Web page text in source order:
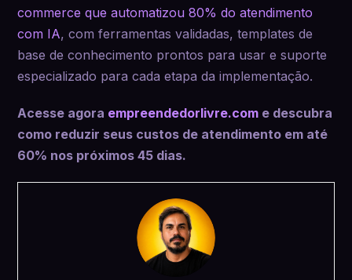
commerce que automatizou 80% do atendimento
com IA, com ferramentas validadas, templates de
base de conhecimento prontos para usar e suporte
especializado para cada etapa da implementação.
Acesse agora empreendedorlivre.com e descubra
como reduzir seus custos de atendimento em até
60% nos próximos 45 dias.